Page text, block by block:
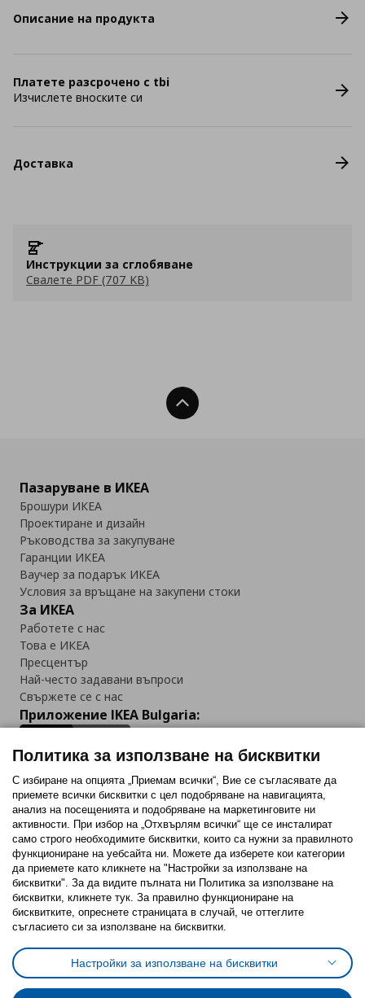
Описание на продукта
Платете разсрочено с tbi
Изчислете вноските си
Доставка
Инструкции за сглобяване
Свалете PDF (707 KB)
Нагоре
Пазаруване в ИКЕА
Брошури ИКЕА
Проектиране и дизайн
Ръководства за закупуване
Гаранции ИКЕА
Ваучер за подарък ИКЕА
Условия за връщане на закупени стоки
За ИКЕА
Работете с нас
Това е ИКЕА
Пресцентър
Най-често задавани въпроси
Свържете се с нас
Приложение IKEA Bulgaria:
Последвайте ни:
FacebookTwitterYoutubePinterestInstagram
Политика за използване на бисквитки (Cookies)
Избор на настройки за използване на бисквитки
Условия за ползване на ikea.bgОбща политика за личните данни
Политика за защита на личните данни на ikea.bg
Политика за използване на бисквитки
С избиране на опцията „Приемам всички“, Вие се съгласявате да
приемете всички бисквитки с цел подобряване на навигацията,
анализ на посещенията и подобряване на маркетинговите ни
активности. При избор на „Отхвърлям всички“ ще се инсталират
само строго необходимитe бисквитки, които са нужни за правилното
функциониране на уебсайта ни. Можете да изберете кои категории
да приемете като кликнете на "Настройки за използване на
бисквитки". За да видите пълната ни Политика за използване на
бисквитки, кликнете тук. За правилно функциониране на
бисквитките, опреснете страницата в случай, че оттеглите
съгласието си за използване на бисквитки.
Настройки за използване на бисквитки